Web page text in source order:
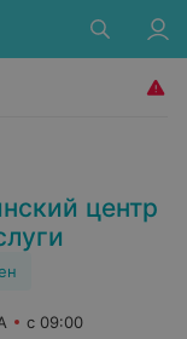
центр
с 09:00